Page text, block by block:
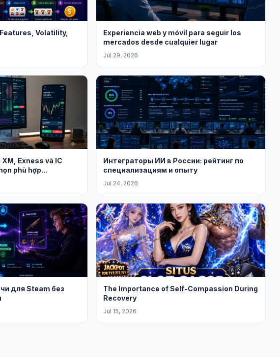
Volatility,
Experiencia web y móvil para seguir los
mercados desde cualquier lugar
Jul 29, 2026
Exness và IC
phù hợp...
Интеграторы ИИ в России: рейтинг по
специализациям и опыту
Jul 24, 2026
для Steam без
The Importance of Self-Compassion During
Recovery
Jul 15, 2026